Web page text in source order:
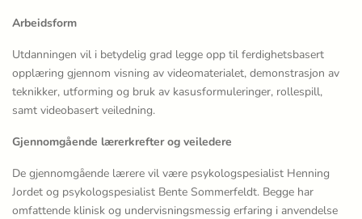
Arbeidsform
Utdanningen vil i betydelig grad legge opp til ferdighetsbasert
opplæring gjennom visning av videomaterialet, demonstrasjon av
teknikker, utforming og bruk av kasusformuleringer, rollespill,
samt videobasert veiledning.
Gjennomgående lærerkrefter og veiledere
De gjennomgående lærere vil være psykologspesialist Henning
Jordet og psykologspesialist Bente Sommerfeldt. Begge har
omfattende klinisk og undervisningsmessig erfaring i anvendelse